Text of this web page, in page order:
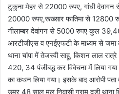
टुकुना मेहर से 22000 रुपए, गांधी
20000 रुपए,रूख्सार फातिमा से
नीलाम्बर देवांगन से 5000 रुपए कुल
आरटीजीएस व एनईएफटी के माध्यम से
थाना चांपा में तेजस्वी साहू, किशन लाल
420, 34 पंजीबद्ध कर विवेचना में लिया गया।
का कथन लिया गया। इसके बाद आरोपी पता
उम्र 48 साल मुल निवासी ग्राम दुड़ी